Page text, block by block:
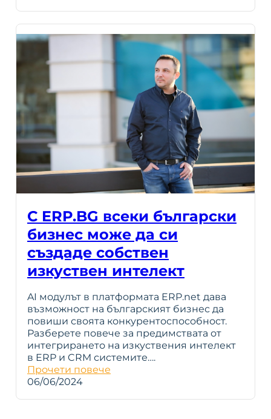
С ERP.BG всеки български
бизнес може да си
създаде собствен
изкуствен интелект
AI модулът в платформата ERP.net дава
възможност на българският бизнес да
повиши своята конкурентоспособност.
Разберете повече за предимствата от
интегрирането на изкуствения интелект
в ERP и CRM системите….
Прочети повече
06/06/2024